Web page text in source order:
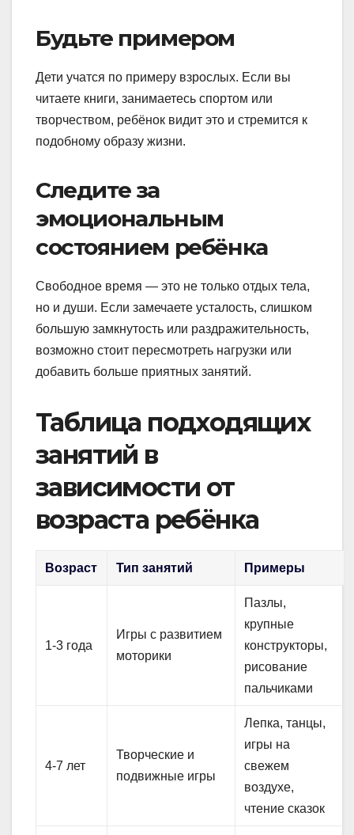
Будьте примером
Дети учатся по примеру взрослых. Если вы
читаете книги, занимаетесь спортом или
творчеством, ребёнок видит это и стремится к
подобному образу жизни.
Следите за
эмоциональным
состоянием ребёнка
Свободное время — это не только отдых тела,
но и души. Если замечаете усталость, слишком
большую замкнутость или раздражительность,
возможно стоит пересмотреть нагрузки или
добавить больше приятных занятий.
Таблица подходящих
занятий в
зависимости от
возраста ребёнка
Возраст Тип занятий Примеры
1-3 года
Игры с развитием
моторики
Пазлы,
крупные
конструкторы,
рисование
пальчиками
4-7 лет
Творческие и
подвижные игры
Лепка, танцы,
игры на
свежем
воздухе,
чтение сказок